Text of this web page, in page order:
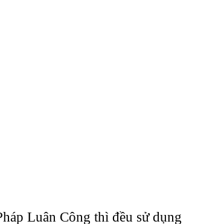
Luân Công thì đều sử dụng